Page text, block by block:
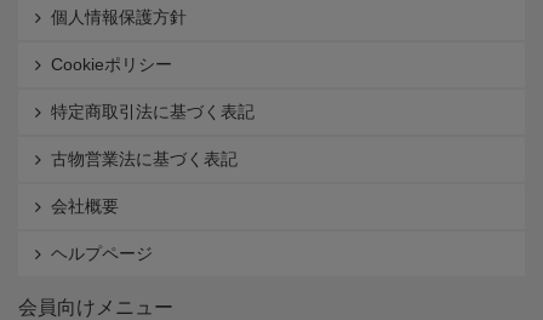
個人情報保護方針
Cookieポリシー
特定商取引法に基づく表記
古物営業法に基づく表記
会社概要
ヘルプページ
会員向けメニュー